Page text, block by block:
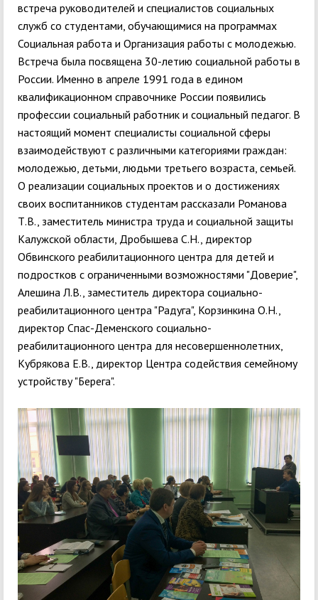
встреча руководителей и специалистов социальных
служб со студентами, обучающимися на программах
Социальная работа и Организация работы с молодежью.
Встреча была посвящена 30-летию социальной работы в
России. Именно в апреле 1991 года в едином
квалификационном справочнике России появились
профессии социальный работник и социальный педагог. В
настоящий момент специалисты социальной сферы
взаимодействуют с различными категориями граждан:
молодежью, детьми, людьми третьего возраста, семьей.
О реализации социальных проектов и о достижениях
своих воспитанников студентам рассказали Романова
Т.В., заместитель министра труда и социальной защиты
Калужской области, Дробышева С.Н., директор
Обвинского реабилитационного центра для детей и
подростков с ограниченными возможностями "Доверие",
Алешина Л.В., заместитель директора социально-
реабилитационного центра "Радуга", Корзинкина О.Н.,
директор Спас-Деменского социально-
реабилитационного центра для несовершеннолетних,
Кубрякова Е.В., директор Центра содействия семейному
устройству "Берега".